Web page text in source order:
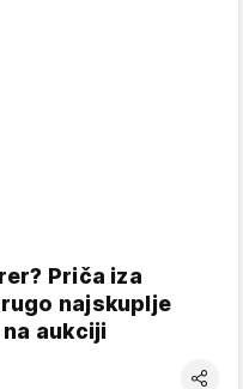
Priča iza
najskuplje
aukciji